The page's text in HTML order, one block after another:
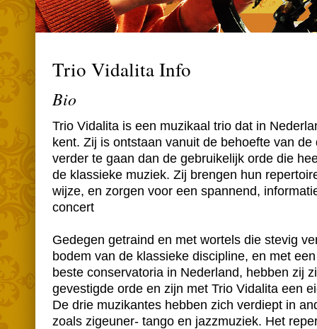
Trio Vidalita Info
Bio
Trio Vidalita is een muzikaal trio dat in
kent. Zij is ontstaan vanuit de behoefte van
verder te gaan dan de gebruikelijk orde die
de klassieke muziek. Zij brengen hun
wijze, en zorgen voor een spannend,
concert
Gedegen getraind en met wortels die stevig
bodem van de klassieke discipline, en met
beste conservatoria in Nederland, hebben zij
gevestigde orde en zijn met Trio Vidalita een
De drie muzikantes hebben zich verdiept in
zoals zigeuner- tango en jazzmuziek. Het